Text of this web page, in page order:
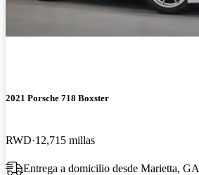
2021 Porsche 718 Boxster
RWD 12,715 millas
Entrega a domicilio desde Marietta, GA